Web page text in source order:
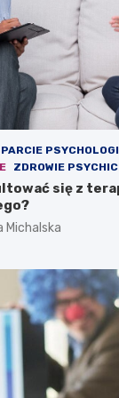
ZDROWIE
się z
Michalska